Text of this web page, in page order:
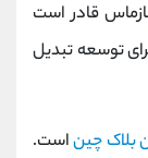
قادر است
توسعه تبدیل
بلاک چیناست.